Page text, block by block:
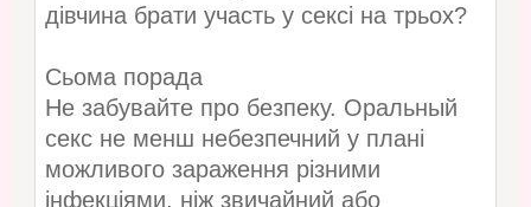
дівчина брати участь у сексі на трьох?
Сьома порада
Не забувайте про безпеку. Оральный
секс не менш небезпечний у плані
можливого зараження різними
інфекціями, ніж звичайний або